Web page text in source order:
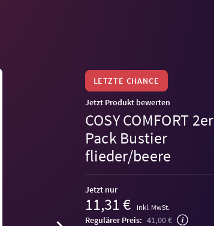
LETZTE CHANCE
Jetzt Produkt bewerten
COSY COMFORT 2er
Pack Bustier
flieder/beere
Jetzt nur
11,31 € inkl. MwSt.
Regulärer Preis: 41,00 €